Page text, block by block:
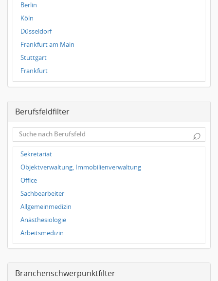
Berlin
Köln
Düsseldorf
Frankfurt am Main
Stuttgart
Frankfurt
Dresden
Leipzig
Dortmund
Wuppertal
Hallbergmoos
Würzburg
Grünwald
Ulm
Bielefeld
Hannover
Duisburg
Berufsfeldfilter
⌕
Sekretariat
Objektverwaltung, Immobilienverwaltung
Office
Sachbearbeiter
Allgemeinmedizin
Anästhesiologie
Arbeitsmedizin
Augenheilkunde
Frauenheilkunde, Geburtshilfe
Branchenschwerpunktfilter